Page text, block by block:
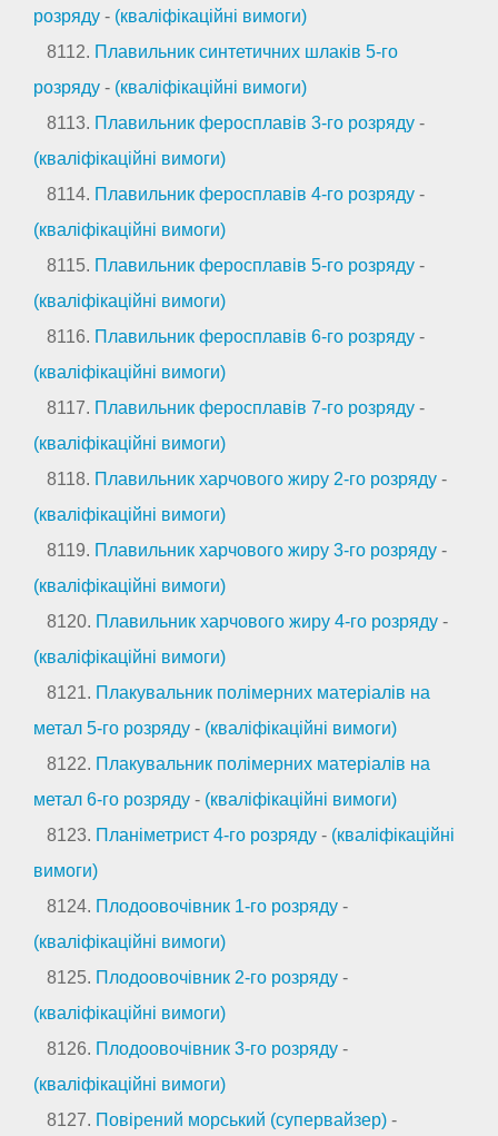
розряду - (кваліфікаційні вимоги)
8112. Плавильник синтетичних шлаків 5-го
розряду - (кваліфікаційні вимоги)
8113. Плавильник феросплавів 3-го розряду -
(кваліфікаційні вимоги)
8114. Плавильник феросплавів 4-го розряду -
(кваліфікаційні вимоги)
8115. Плавильник феросплавів 5-го розряду -
(кваліфікаційні вимоги)
8116. Плавильник феросплавів 6-го розряду -
(кваліфікаційні вимоги)
8117. Плавильник феросплавів 7-го розряду -
(кваліфікаційні вимоги)
8118. Плавильник харчового жиру 2-го розряду -
(кваліфікаційні вимоги)
8119. Плавильник харчового жиру 3-го розряду -
(кваліфікаційні вимоги)
8120. Плавильник харчового жиру 4-го розряду -
(кваліфікаційні вимоги)
8121. Плакувальник полімерних матеріалів на
метал 5-го розряду - (кваліфікаційні вимоги)
8122. Плакувальник полімерних матеріалів на
метал 6-го розряду - (кваліфікаційні вимоги)
8123. Планіметрист 4-го розряду - (кваліфікаційні
вимоги)
8124. Плодоовочівник 1-го розряду -
(кваліфікаційні вимоги)
8125. Плодоовочівник 2-го розряду -
(кваліфікаційні вимоги)
8126. Плодоовочівник 3-го розряду -
(кваліфікаційні вимоги)
8127. Повірений морський (супервайзер) -